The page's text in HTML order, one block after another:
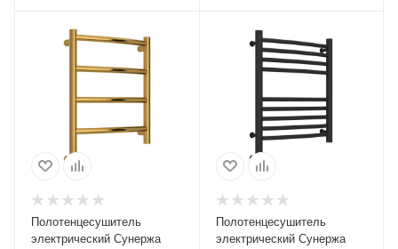
Полотенцесушитель
электрический Сунержа
Полотенцесушитель
электрический Сунержа